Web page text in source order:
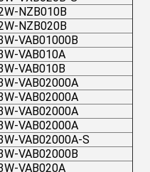
NZB010B
NZB020B
VAB01000B
VAB010A
VAB010B
VAB02000A
VAB02000A
VAB02000A
VAB02000A
VAB02000A-S
VAB02000B
VAB020A